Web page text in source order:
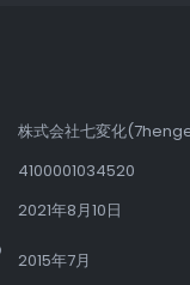
株式会社七変化
4100001034520
2021年8月10日
2015年7月